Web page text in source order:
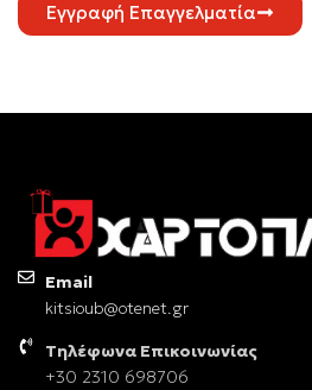
Εγγραφή Επαγγελματία
Email
kitsioub@otenet.gr
Τηλέφωνα Επικοινωνίας
+30 2310 698706